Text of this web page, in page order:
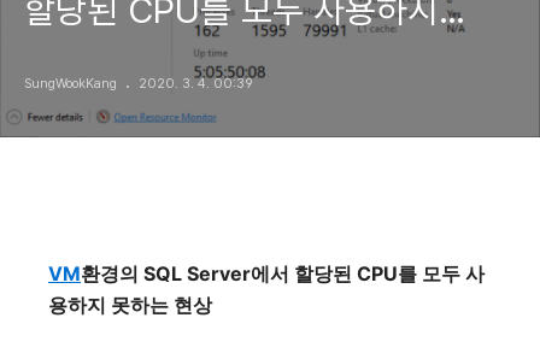
할당된 CPU를 모두 사용하지
SungWookKang 2020. 3. 4. 00:39
VM환경의 SQL Server에서 할당된 CPU를 모두 사
용하지 못하는 현상